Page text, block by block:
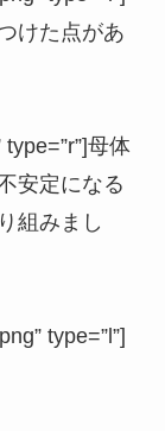
けた点があ
母体
安定になる
組みまし
type=”l”]